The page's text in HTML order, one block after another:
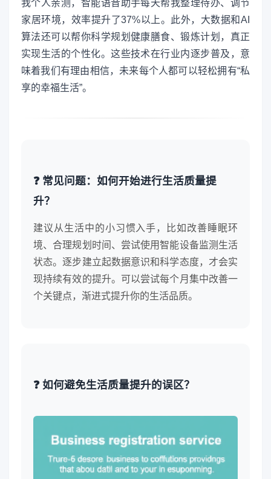
我个人亲测，智能语音助手每天帮我整理待办、调节
家居环境，效率提升了37%以上。此外，大数据和AI
算法还可以帮你科学规划健康膳食、锻炼计划，真正
实现生活的个性化。这些技术在行业内逐步普及，意
味着我们有理由相信，未来每个人都可以轻松拥有“私
享的幸福生活”。
❓ 常见问题：如何开始进行生活质量提
升？
建议从生活中的小习惯入手，比如改善睡眠环
境、合理规划时间、尝试使用智能设备监测生活
状态。逐步建立起数据意识和科学态度，才会实
现持续有效的提升。可以尝试每个月集中改善一
个关键点，渐进式提升你的生活品质。
❓ 如何避免生活质量提升的误区？